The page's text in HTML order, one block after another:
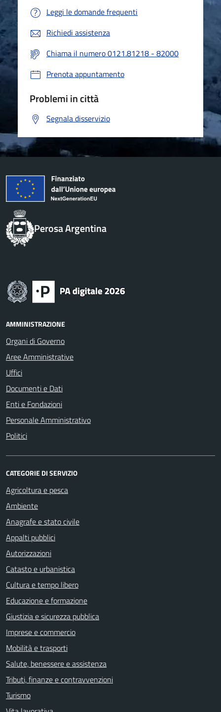
Leggi le domande frequenti
Richiedi assistenza
Chiama il numero 0121.81218 - 82000
Prenota appuntamento
Problemi in città
Segnala disservizio
Perosa Argentina
AMMINISTRAZIONE
Organi di Governo
Aree Amministrative
Uffici
Documenti e Dati
Enti e Fondazioni
Personale Amministrativo
Politici
CATEGORIE DI SERVIZIO
Agricoltura e pesca
Ambiente
Anagrafe e stato civile
Appalti pubblici
Autorizzazioni
Catasto e urbanistica
Cultura e tempo libero
Educazione e formazione
Giustizia e sicurezza pubblica
Imprese e commercio
Mobilità e trasporti
Salute, benessere e assistenza
Tributi, finanze e contravvenzioni
Turismo